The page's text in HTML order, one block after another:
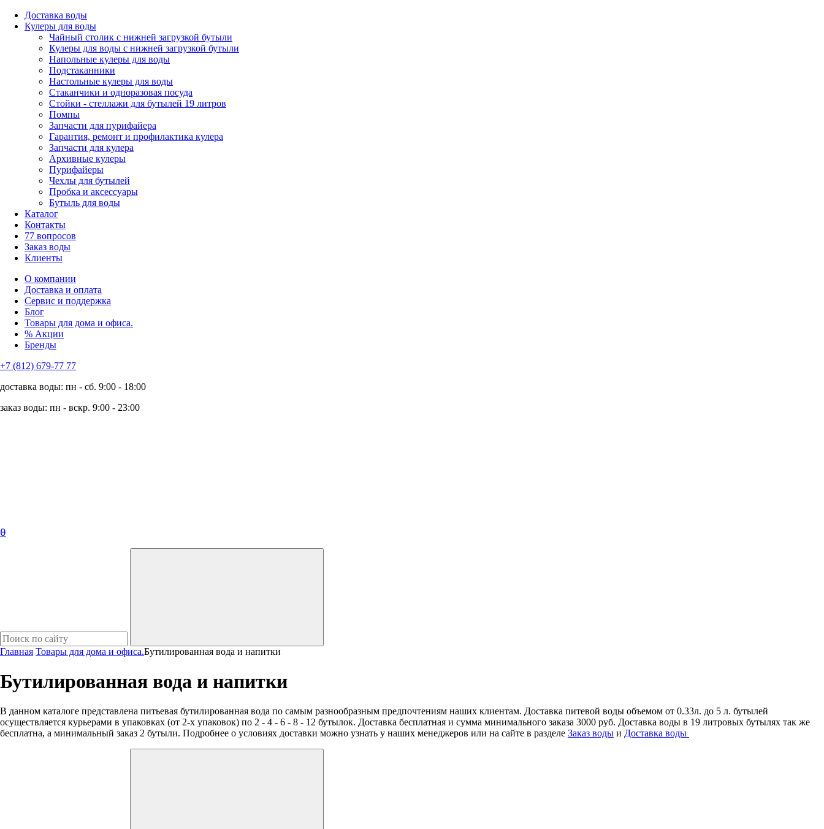
Доставка воды
Кулеры для воды
Чайный столик с нижней загрузкой бутыли
Кулеры для воды с нижней загрузкой бутыли
Напольные кулеры для воды
Подстаканники
Настольные кулеры для воды
Стаканчики и одноразовая посуда
Стойки - стеллажи для бутылей 19 литров
Помпы
Запчасти для пурифайера
Гарантия, ремонт и профилактика кулера
Запчасти для кулера
Архивные кулеры
Пурифайеры
Чехлы для бутылей
Пробка и аксессуары
Бутыль для воды
Каталог
Контакты
77 вопросов
Заказ воды
Клиенты
О компании
Доставка и оплата
Сервис и поддержка
Блог
Товары для дома и офиса.
% Акции
Бренды
+7 (812) 679-77 77
доставка воды: пн - сб. 9:00 - 18:00
заказ воды: пн - вскр. 9:00 - 23:00
0
Главная Товары для дома и офиса.Бутилированная вода и напитки
Бутилированная вода и напитки
В данном каталоге представлена питьевая бутилированная вода по самым разнообразным предпочтениям наших клиентам. Доставка питевой воды объемом от 0.33л. до 5 л. бутылей
осуществляется курьерами в упаковках (от 2-х упаковок) по 2 - 4 - 6 - 8 - 12 бутылок. Доставка бесплатная и сумма минимального заказа 3000 руб. Доставка воды в 19 литровых бутылях так же
бесплатна, а минимальный заказ 2 бутыли. Подробнее о условиях доставки можно узнать у наших менеджеров или на сайте в разделе Заказ воды и Доставка воды